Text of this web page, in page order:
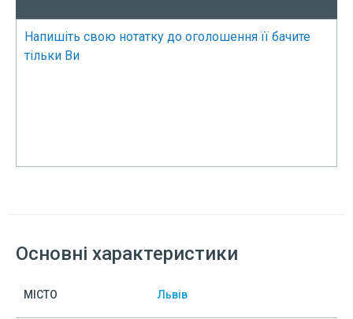
Напишіть свою нотатку до оголошення її бачите
тільки Ви
Основні характеристики
МІСТО Львів